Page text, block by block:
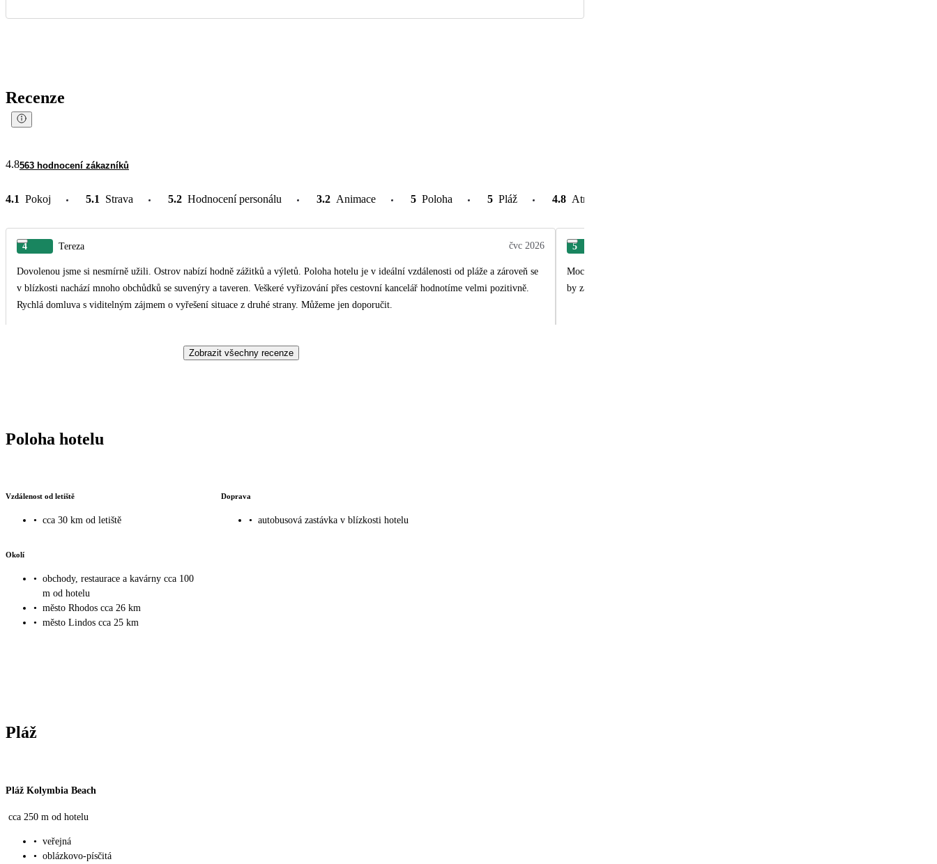
Recenze
4.8563 hodnocení zákazníků
4.1 Pokoj 5.1 Strava 5.2 Hodnocení personálu 3.2 Animace 5 Poloha 5 Pláž 4.8 Atrakce v okolí
4 Tereza čvc 2026
Dovolenou jsme si nesmírně užili. Ostrov nabízí hodně zážitků a výletů. Poloha hotelu je v ideální vzdálenosti od pláže a zároveň se
v blízkosti nachází mnoho obchůdků se suvenýry a taveren. Veškeré vyřizování přes cestovní kancelář hodnotíme velmi pozitivně.
Rychlá domluva s viditelným zájmem o vyřešení situace z druhé strany. Můžeme jen doporučit.
5
Moc krásná dovolená na kterou bysme se vrátili znovu, nádherná pláž kolympia jen
by zasloužili nové matrace :-) personál úžasný, jídlo také ..
Zobrazit všechny recenze
Poloha hotelu
Vzdálenost od letiště
• cca 30 km od letiště
Doprava
• autobusová zastávka v blízkosti hotelu
Okolí
• obchody, restaurace a kavárny cca 100
m od hotelu
• město Rhodos cca 26 km
• město Lindos cca 25 km
Pláž
Pláž Kolymbia Beach
cca 250 m od hotelu
• veřejná
• oblázkovo-písčitá